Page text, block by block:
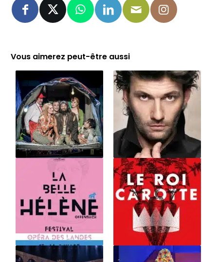
Vous aimerez peut-être aussi